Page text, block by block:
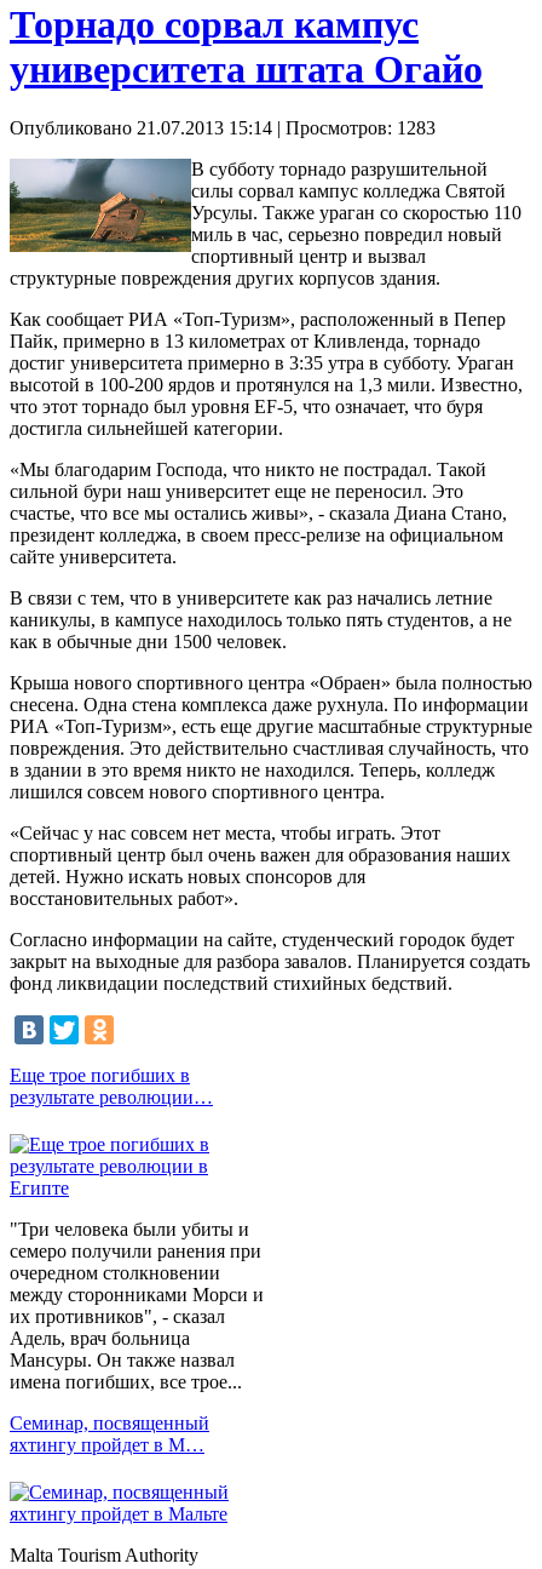
Торнадо сорвал кампус
университета штата Огайо
Опубликовано 21.07.2013 15:14 | Просмотров: 1283
В субботу торнадо разрушительной
силы сорвал кампус колледжа Святой
Урсулы. Также ураган со скоростью 110
миль в час, серьезно повредил новый
спортивный центр и вызвал
структурные повреждения других корпусов здания.
Как сообщает РИА «Топ-Туризм», расположенный в Пепер
Пайк, примерно в 13 километрах от Кливленда, торнадо
достиг университета примерно в 3:35 утра в субботу. Ураган
высотой в 100-200 ярдов и протянулся на 1,3 мили. Известно,
что этот торнадо был уровня EF-5, что означает, что буря
достигла сильнейшей категории.
«Мы благодарим Господа, что никто не пострадал. Такой
сильной бури наш университет еще не переносил. Это
счастье, что все мы остались живы», - сказала Диана Стано,
президент колледжа, в своем пресс-релизе на официальном
сайте университета.
В связи с тем, что в университете как раз начались летние
каникулы, в кампусе находилось только пять студентов, а не
как в обычные дни 1500 человек.
Крыша нового спортивного центра «Обраен» была полностью
снесена. Одна стена комплекса даже рухнула. По информации
РИА «Топ-Туризм», есть еще другие масштабные структурные
повреждения. Это действительно счастливая случайность, что
в здании в это время никто не находился. Теперь, колледж
лишился совсем нового спортивного центра.
«Сейчас у нас совсем нет места, чтобы играть. Этот
спортивный центр был очень важен для образования наших
детей. Нужно искать новых спонсоров для
восстановительных работ».
Согласно информации на сайте, студенческий городок будет
закрыт на выходные для разбора завалов. Планируется создать
фонд ликвидации последствий стихийных бедствий.
Еще трое погибших в
результате революции…
"Три человека были убиты и
семеро получили ранения при
очередном столкновении
между сторонниками Морси и
их противников", - сказал
Адель, врач больница
Мансуры. Он также назвал
имена погибших, все трое...
Семинар, посвященный
яхтингу пройдет в М…
Malta Tourism Authority